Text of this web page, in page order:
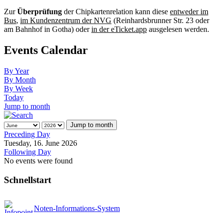
ZurÜberprüfung der Chipkartenrelation kann diese entweder im
Bus, im Kundenzentrum der NVG (Reinhardsbrunner Str. 23 oder
am Bahnhof in Gotha) oderin der eTicket.app ausgelesen werden.
Events Calendar
By Year
By Month
By Week
Today
Jump to month
Jump to month
Preceding Day
Tuesday, 16. June 2026
Following Day
No events were found
Schnellstart
Noten-Informations-System